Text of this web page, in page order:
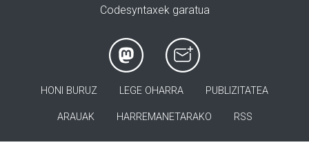
Codesyntaxek garatua
HONI BURUZ LEGE OHARRA PUBLIZITATEA
ARAUAK HARREMANETARAKO RSS